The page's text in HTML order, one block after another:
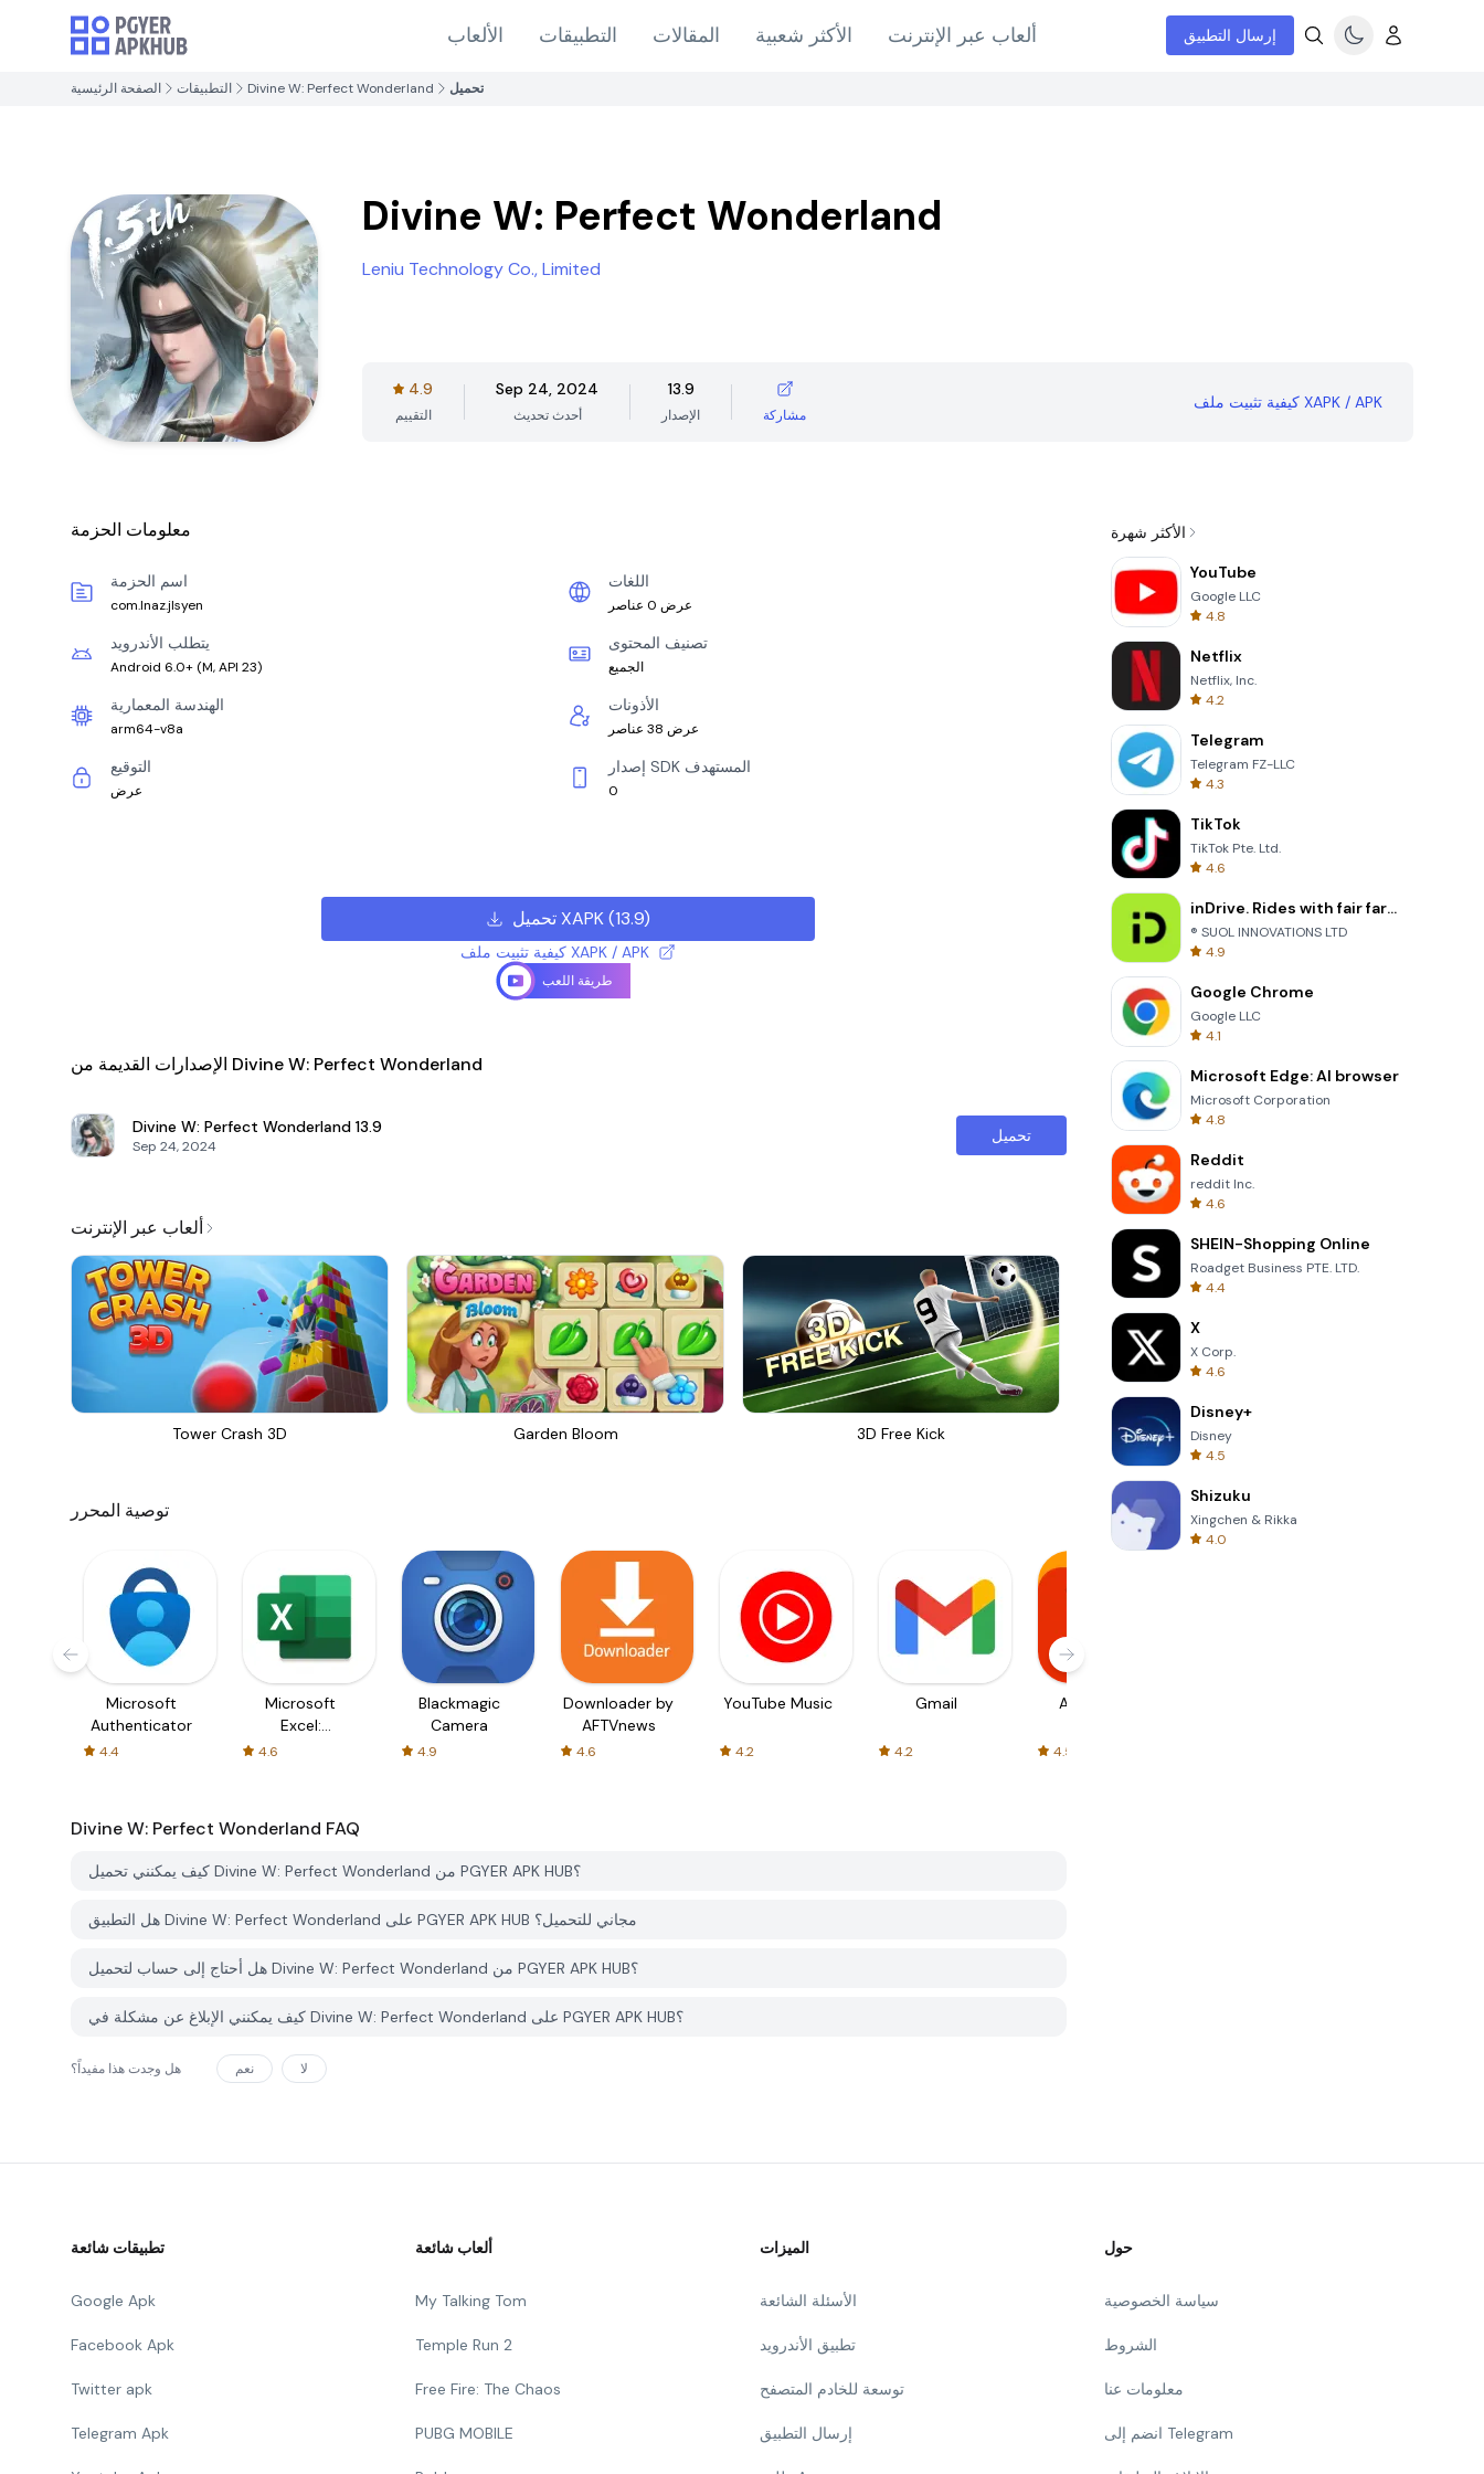
الألعاب التطبيقات المقالات الأكثر شعبية ألعاب عبر الإنترنت إرسال التطبيق
الصفحة الرئيسية التطبيقات Divine W: Perfect Wonderland تحميل
Divine W: Perfect Wonderland
Leniu Technology Co., Limited
4.9
التقييم
Sep 24, 2024
أحدث تحديث
13.9
الإصدار مشاركة
كيفية تثبيت ملف XAPK / APK
معلومات الحزمة
اسم الحزمة
com.lnaz.jlsyen
اللغات
عرض 0 عناصر
يتطلب الأندرويد
Android 6.0+ (M, API 23)
تصنيف المحتوى
الجميع
الهندسة المعمارية
arm64-v8a
الأذونات
عرض 38 عناصر
التوقيع
عرض
إصدار SDK المستهدف
0
تحميل XAPK(13.9)
كيفية تثبيت ملف XAPK / APK
طريقة اللعب
الإصدارات القديمة من Divine W: Perfect Wonderland
Divine W: Perfect Wonderland 13.9
Sep 24, 2024
تحميل
ألعاب عبر الإنترنت
Tower Crash 3D Garden Bloom 3D Free Kick Words of Wonders
توصية المحرر
Microsoft
Authenticator
4.4
Microsoft
Excel:
Spreadsheets
4.6
Blackmagic
Camera
4.9
Downloader by
AFTVnews
4.6
YouTube Music
4.2
Gmail
4.2
AliExpress
4.5
Divine W: Perfect Wonderland FAQ
كيف يمكنني تحميل Divine W: Perfect Wonderland من PGYER APK HUB؟
هل التطبيق Divine W: Perfect Wonderland على PGYER APK HUB مجاني للتحميل؟
هل أحتاج إلى حساب لتحميل Divine W: Perfect Wonderland من PGYER APK HUB؟
كيف يمكنني الإبلاغ عن مشكلة في Divine W: Perfect Wonderland على PGYER APK HUB؟
هل وجدت هذا مفيداً؟ نعم لا
الأكثر شهرة
YouTube
Google LLC
4.8
Netflix
Netflix, Inc.
4.2
Telegram
Telegram FZ-LLC
4.3
TikTok
TikTok Pte. Ltd.
4.6
inDrive. Rides with fair fares
® SUOL INNOVATIONS LTD
4.9
Google Chrome
Google LLC
4.1
Microsoft Edge: AI browser
Microsoft Corporation
4.8
Reddit
reddit Inc.
4.6
SHEIN-Shopping Online
Roadget Business PTE. LTD.
4.4
X
X Corp.
4.6
Disney+
Disney
4.5
Shizuku
Xingchen & Rikka
4.0
تطبيقات شائعة
Google Apk
Facebook Apk
Twitter apk
Telegram Apk
ألعاب شائعة
My Talking Tom
Temple Run 2
Free Fire: The Chaos
PUBG MOBILE
الميزات
الأسئلة الشائعة
تطبيق الأندرويد
توسعة للخادم المتصفح
إرسال التطبيق
حول
سياسة الخصوصية
الشروط
معلومات عنا
انضم إلى Telegram